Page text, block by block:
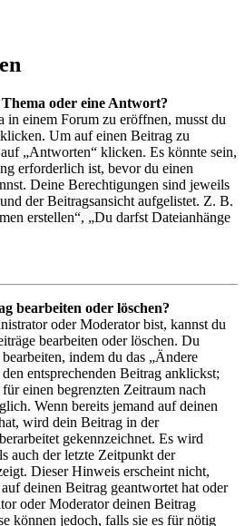
oder eine Antwort?
in einem Forum zu eröffnen, musst du
Um auf einen Beitrag zu
„Antworten“ klicken. Es könnte sein,
erforderlich ist, bevor du einen
Deine Berechtigungen sind jeweils
der Beitragsansicht aufgelistet. Z. B.
erstellen“, „Du darfst Dateianhänge
bearbeiten oder löschen?
oder Moderator bist, kannst du
bearbeiten oder löschen. Du
indem du das „Ändere
entsprechenden Beitrag anklickst;
einen begrenzten Zeitraum nach
Wenn bereits jemand auf deinen
wird dein Beitrag in der
gekennzeichnet. Es wird
auch der letzte Zeitpunkt der
Dieser Hinweis erscheint nicht,
deinen Beitrag geantwortet hat oder
oder Moderator deinen Beitrag
können jedoch, falls sie es für nötig